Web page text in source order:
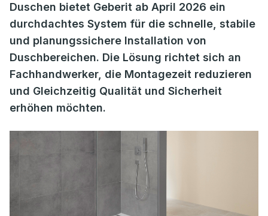
Duschen bietet Geberit ab April 2026 ein
durchdachtes System für die schnelle, stabile
und planungssichere Installation von
Duschbereichen. Die Lösung richtet sich an
Fachhandwerker, die Montagezeit reduzieren
und Gleichzeitig Qualität und Sicherheit
erhöhen möchten.